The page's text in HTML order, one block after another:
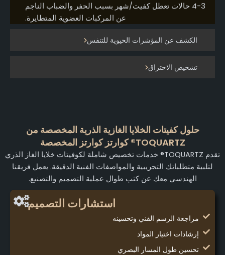
الكشف عن المؤشرات الحيوية للتنفس
تشخيص الاحتراق
3-4 حالات تعطل كفيت/شهر بسبب الحفر والضباب الناجم
عن المركبات العضوية المتطايرة.
حلول كفيتات الخلايا الغازية الذرية المخصصة من
TOQUARTZ® كوارتز كوارتز المخصصة
تقدم TOQUARTZ® خدمات تخصيص شاملة لكوفيتات خلايا الغاز الذري
لتلبية متطلباتك التجريبية والمواصفات الفنية الدقيقة. يعمل فريقنا
الهندسي معك عن كثب طوال عملية التصميم والتصنيع.
استشارات التصميم
مراجعة الرسم الفني وتحسينه
إرشادات اختيار المواد
تحسين طول المسار البصري